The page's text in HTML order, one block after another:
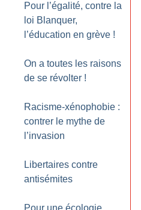
Pour l’égalité, contre la
loi Blanquer,
l’éducation en grève !
On a toutes les raisons
de se révolter !
Racisme-xénophobie :
contrer le mythe de
l’invasion
Libertaires contre
antisémites
Pour une écologie